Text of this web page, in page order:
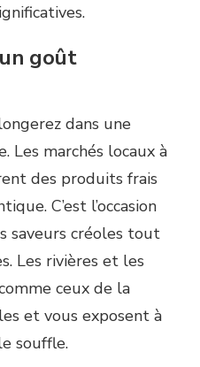
goût
dans une
Les marchés locaux à
des produits frais
C’est l’occasion
saveurs créoles tout
Les rivières et les
ceux de la
et vous exposent à
souffle.